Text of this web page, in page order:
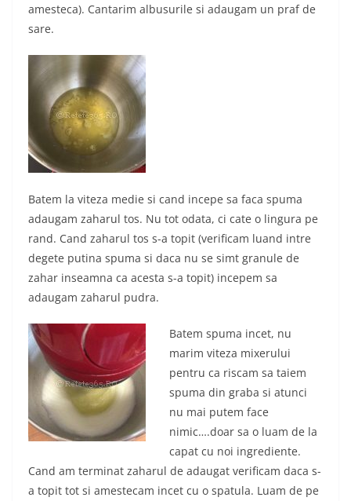
amesteca). Cantarim albusurile si adaugam un praf de
sare.
Batem la viteza medie si cand incepe sa faca spuma
adaugam zaharul tos. Nu tot odata, ci cate o lingura pe
rand. Cand zaharul tos s-a topit (verificam luand intre
degete putina spuma si daca nu se simt granule de
zahar inseamna ca acesta s-a topit) incepem sa
adaugam zaharul pudra.
Batem spuma incet, nu
marim viteza mixerului
pentru ca riscam sa taiem
spuma din graba si atunci
nu mai putem face
nimic….doar sa o luam de la
capat cu noi ingrediente.
Cand am terminat zaharul de adaugat verificam daca s-
a topit tot si amestecam incet cu o spatula. Luam de pe